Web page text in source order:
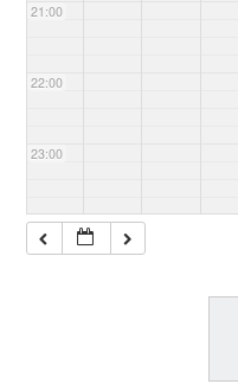
21:00
22:00
23:00